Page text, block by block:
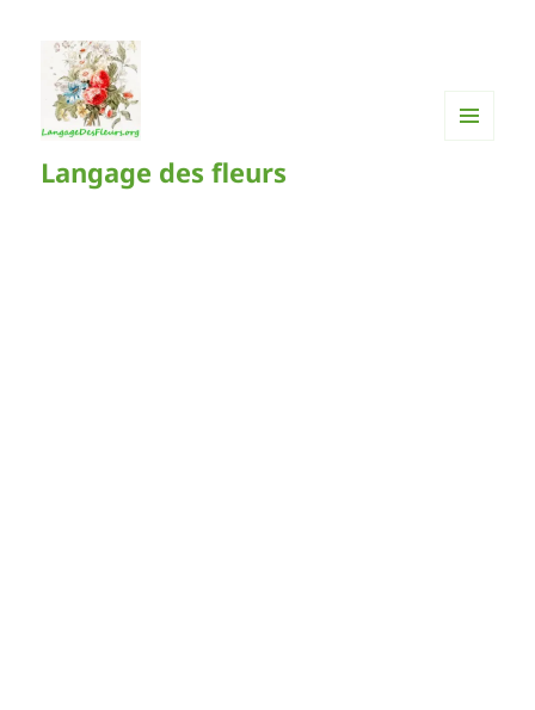
Langage des fleurs